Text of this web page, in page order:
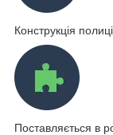
Конструкція
Поставляється в